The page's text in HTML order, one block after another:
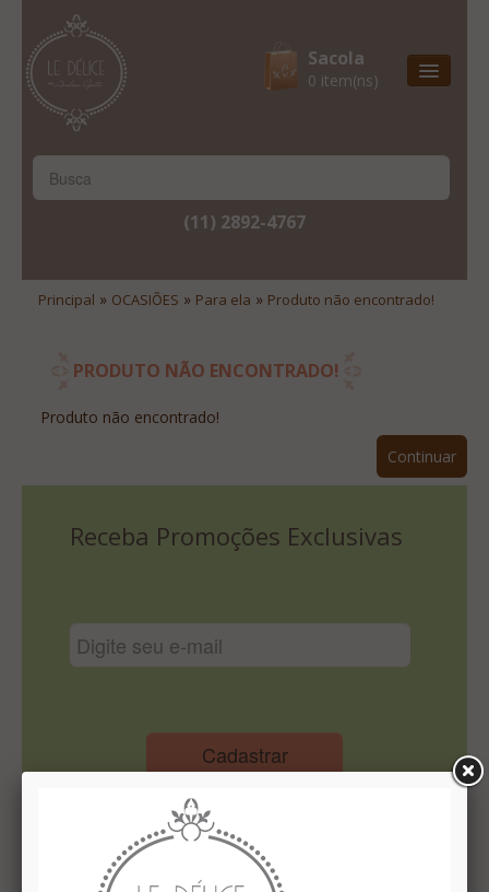
Sacola
0 item(ns)
Natal & 2017
Lista De Desejos
Minha Conta
Site Institucional
Lista De Desejos
(11) 2892-4767
Principal » OCASIÕES » Para ela » Produto não encontrado!
PRODUTO NÃO ENCONTRADO!
Produto não encontrado!
Continuar
Receba Promoções Exclusivas
Cadastrar
Institucional